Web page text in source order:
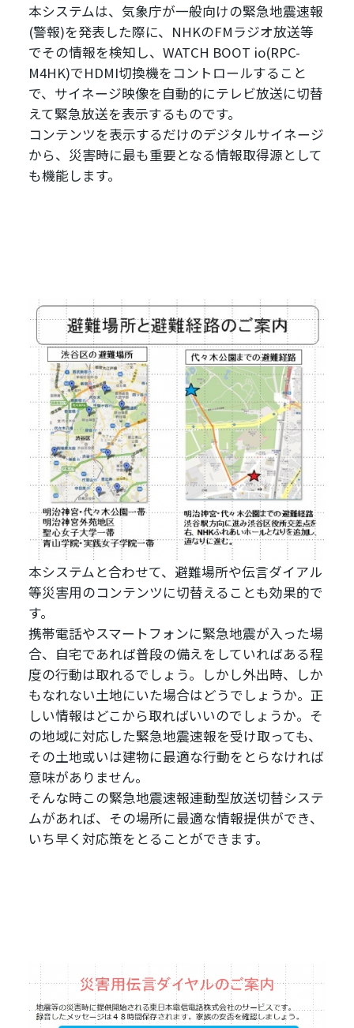
本システムは、気象庁が一般向けの緊急地震速報
(警報)を発表した際に、NHKのFMラジオ放送等
でその情報を検知し、WATCH BOOT io(RPC-
M4HK)でHDMI切換機をコントロールすること
で、サイネージ映像を自動的にテレビ放送に切替
えて緊急放送を表示するものです。
コンテンツを表示するだけのデジタルサイネージ
から、災害時に最も重要となる情報取得源として
も機能します。
本システムと合わせて、避難場所や伝言ダイアル
等災害用のコンテンツに切替えることも効果的で
す。
携帯電話やスマートフォンに緊急地震が入った場
合、自宅であれば普段の備えをしていればある程
度の行動は取れるでしょう。しかし外出時、しか
もなれない土地にいた場合はどうでしょうか。正
しい情報はどこから取ればいいのでしょうか。そ
の地域に対応した緊急地震速報を受け取っても、
その土地或いは建物に最適な行動をとらなければ
意味がありません。
そんな時この緊急地震速報連動型放送切替システ
ムがあれば、その場所に最適な情報提供ができ、
いち早く対応策をとることができます。